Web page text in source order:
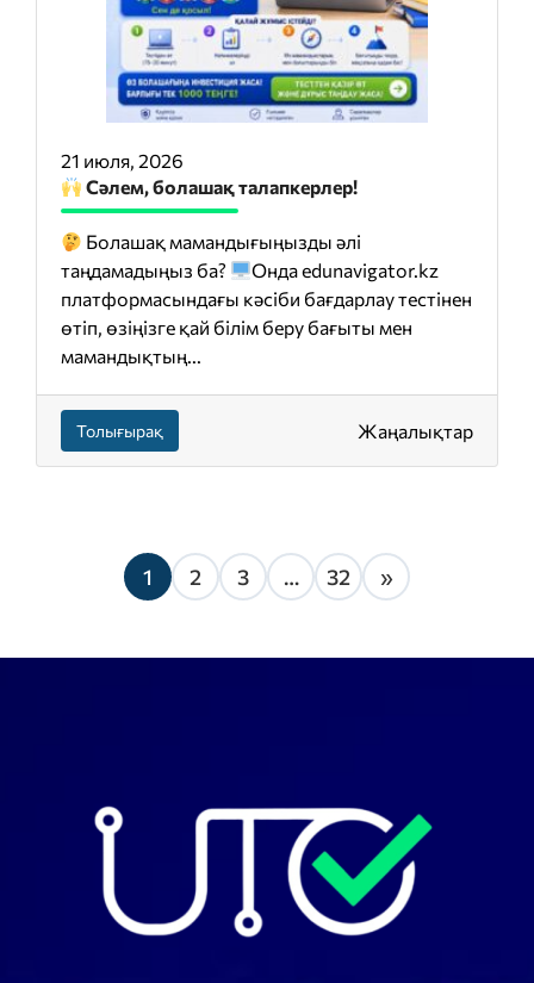
21 июля, 2026
Сәлем, болашақ талапкерлер!
Болашақ мамандығыңызды әлі
таңдамадыңыз ба?
Онда edunavigator.kz
платформасындағы кәсіби бағдарлау тестінен
өтіп, өзіңізге қай білім беру бағыты мен
мамандықтың...
Толығырақ Жаңалықтар
1 2 3 … 32 »